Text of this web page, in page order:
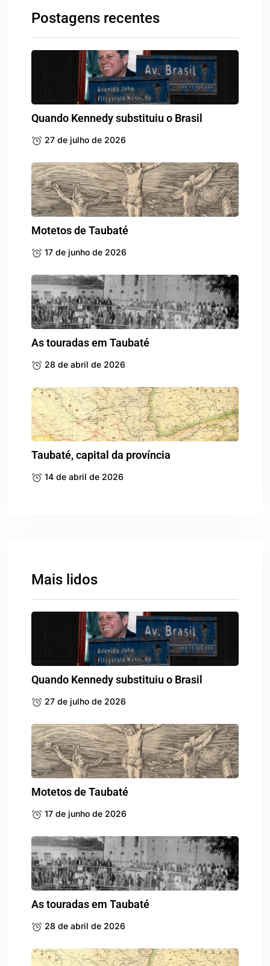
Postagens recentes
Quando Kennedy substituiu o Brasil
27 de julho de 2026
Motetos de Taubaté
17 de junho de 2026
As touradas em Taubaté
28 de abril de 2026
Taubaté, capital da província
14 de abril de 2026
Mais lidos
Quando Kennedy substituiu o Brasil
27 de julho de 2026
Motetos de Taubaté
17 de junho de 2026
As touradas em Taubaté
28 de abril de 2026